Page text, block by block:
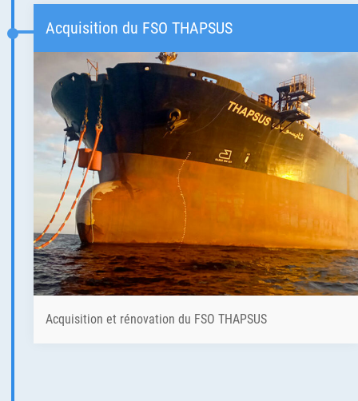
Acquisition du FSO THAPSUS
Acquisition et rénovation du FSO THAPSUS